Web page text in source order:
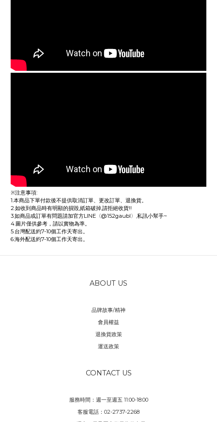
※注意事項:
1.本商品下單付款後不提供取消訂單、更改訂單、退換貨。
2.如收到商品時有明顯的損毀,紙箱破掉,請拒絕收貨!!
3.如商品或訂單有問題請加官方LINE〈@152gaubl〉,私訊小幫手~
4.圖片僅供參考，請以實物為準。
5.台灣配送約7-10個工作天寄出。
6.海外配送約7-10個工作天寄出。
ABOUT US
品牌故事/精神
會員權益
退換貨政策
運送政策
CONTACT US
服務時間：週一至週五 11:00-18:00
客服電話：02-2737-2268